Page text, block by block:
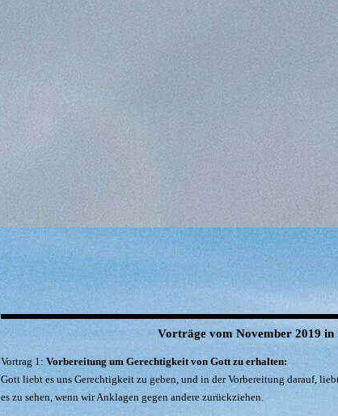
Vorträge vom November 2019
Vortrag 1: Vorbereitung um Gerechtigkeit von Gott zu erhalten:
Gott liebt es uns Gerechtigkeit zu geben, und in der Vorbereitung darauf,
es zu sehen, wenn wir Anklagen gegen andere zurückziehen.